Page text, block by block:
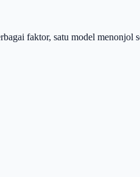
faktor, satu model menonjol